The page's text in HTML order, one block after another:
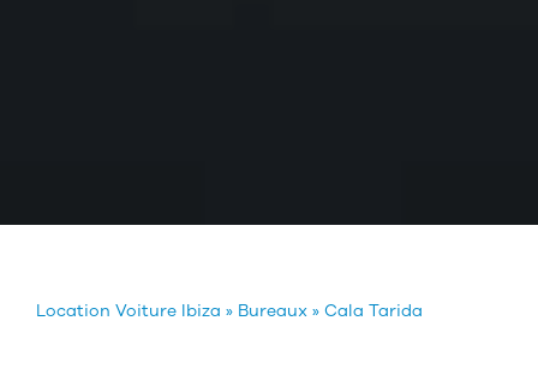
Location Voiture Ibiza » Bureaux » Cala Tarida